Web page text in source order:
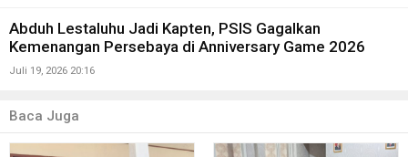
Abduh Lestaluhu Jadi Kapten, PSIS Gagalkan
Kemenangan Persebaya di Anniversary Game 2026
Juli 19, 2026 20:16
Baca Juga